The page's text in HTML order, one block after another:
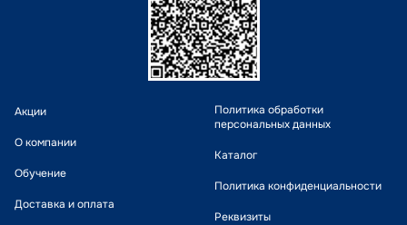
Акции
О компании
Обучение
Доставка и оплата
Политика обработки
персональных данных
Каталог
Политика конфиденциальности
Реквизиты